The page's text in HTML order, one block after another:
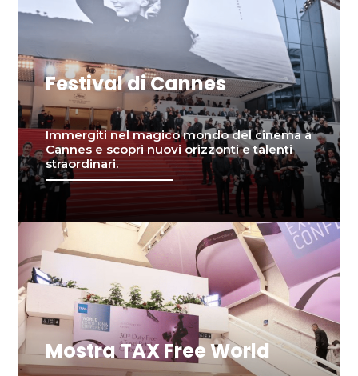
Festival di Cannes
Immergiti nel magico mondo del cinema a
Cannes e scopri nuovi orizzonti e talenti
straordinari.
Mostra TAX Free World